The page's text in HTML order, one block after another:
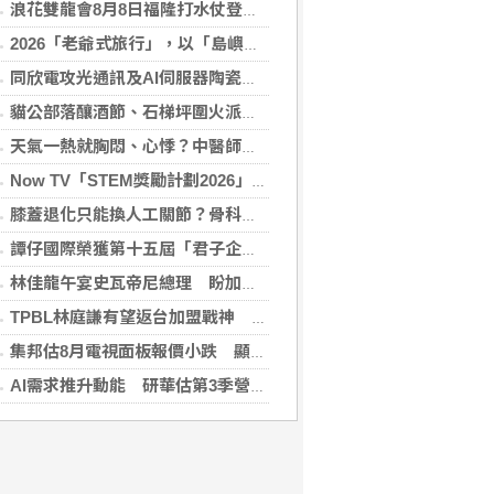
浪花雙龍會8月8日福隆打水仗登場 尚有免費名額快報名，還可抽住宿券！
2026「老爺式旅行」，以「島嶼的弦外之音」為題 帶旅人開箱歌劇院後台、探訪地下舞廳年代及體驗民歌
同欣電攻光通訊及AI伺服器陶瓷基板 明年業績看佳
貓公部落釀酒節、石梯坪圍火派對 分別在中秋與國慶連假登場
天氣一熱就胸悶、心悸？中醫師提醒：高溫讓心臟負擔大增，別輕忽身體警訊
Now TV「STEM獎勵計劃2026」正式開始｜獲長隆度假區全力支持 推出《主題樂園有趣科學大探索》第二季及「長隆小科學家大獎」
膝蓋退化只能換人工關節？骨科醫師解析「退化性關節炎」治療評估
譚仔國際榮獲第十五屆「君子企業獎」 卓越ESG及營商表現備受肯定
林佳龍午宴史瓦帝尼總理 盼加強各領域雙邊合作
TPBL林庭謙有望返台加盟戰神 陳冠全笑稱不是AI嗎
集邦估8月電視面板報價小跌 顯示器及NB面板持平
AI需求推升動能 研華估第3季營收雙增、毛利率持穩